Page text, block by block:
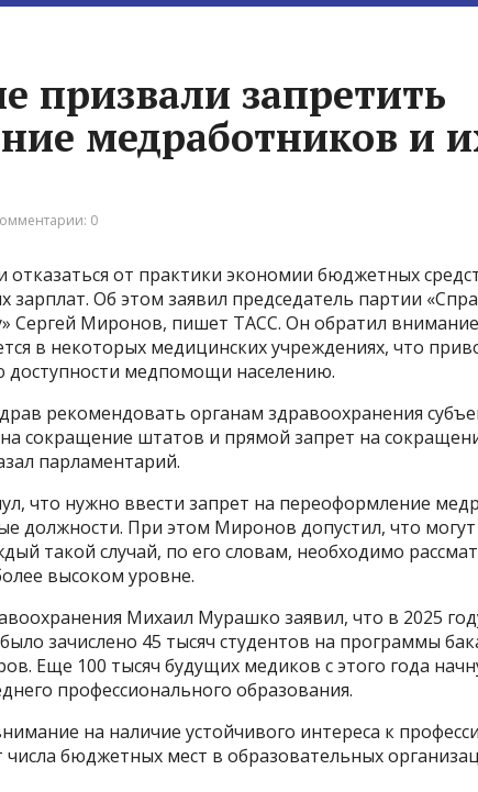
призвали запретить
медработников и
0
отказаться от практики экономии бюджетных
зарплат. Об этом заявил председатель партии
Сергей Миронов, пишет ТАСС. Он обратил
в некоторых медицинских учреждениях, что
доступности медпомощи населению.
рекомендовать органам здравоохранения
сокращение штатов и прямой запрет на
парламентарий.
что нужно ввести запрет на переоформление
должности. При этом Миронов допустил, что
такой случай, по его словам, необходимо
высоком уровне.
Михаил Мурашко заявил, что в 2025
зачислено 45 тысяч студентов на программы
Еще 100 тысяч будущих медиков с этого года
профессионального образования.
на наличие устойчивого интереса к
бюджетных мест в образовательных